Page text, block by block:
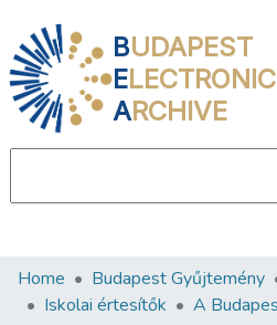
BUDAPEST
ELECTRONIC
ARCHIVE
Communities & Collections
Home Budapest Gyűjtemény
Iskolai értesítők